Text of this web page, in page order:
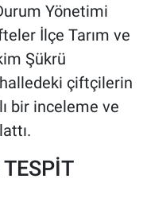
Yönetimi
İlçe Tarım ve
Şükrü
çiftçilerin
bir inceleme ve